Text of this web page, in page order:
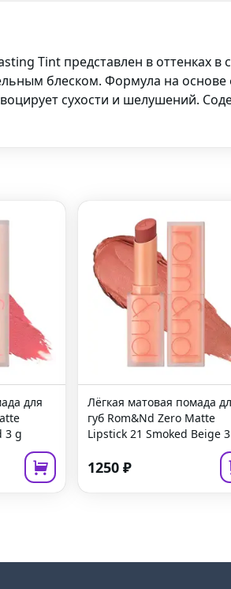
Tint представлен в оттенках в
блеском. Формула на основе
сухости и шелушений.
для
3 g
Лёгкая матовая помада
губ Rom&Nd Zero Matte
Lipstick 21 Smoked Beige
1250 ₽